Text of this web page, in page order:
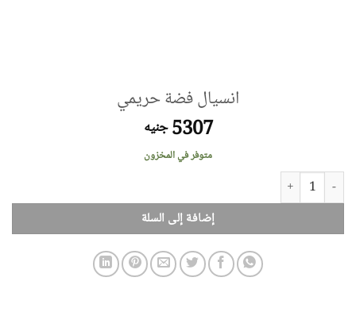
انسيال فضة حريمي
5307 جنيه
متوفر في المخزون
كمية انسيال فضة حريمي
إضافة إلى السلة